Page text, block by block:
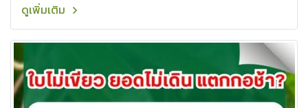
ดูเพิ่มเติม